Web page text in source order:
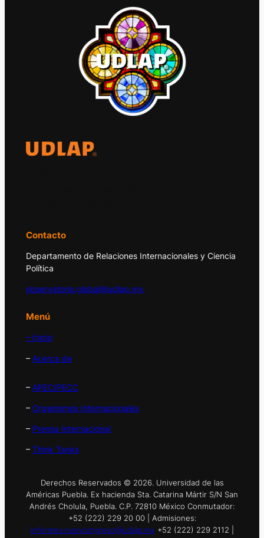
Contacto
Departamento de Relaciones Internacionales y Ciencia
Política
observatorio.global@udlap.mx
Menú
– Inicio
– Acerca de
– APEC/PECC
– Organismos Internacionales
– Prensa Internacional
– Think Tanks
Derechos Reservados © 2026. Universidad de las
Américas Puebla. Ex hacienda Sta. Catarina Mártir S/N San
Andrés Cholula, Puebla. C.P. 72810 México Conmutador:
+52 (222) 229 20 00 | Admisiones:
informes.nuevoingreso@udlap.mx +52 (222) 229 2112 |